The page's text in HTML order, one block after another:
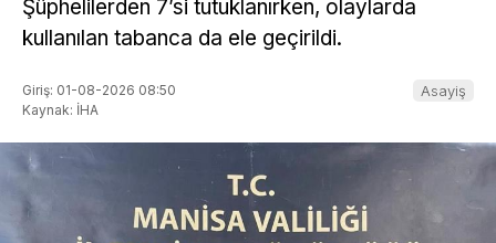
Şüphelilerden 7’si tutuklanırken, olaylarda
kullanılan tabanca da ele geçirildi.
Giriş: 01-08-2026 08:50
Kaynak: İHA
Asayiş